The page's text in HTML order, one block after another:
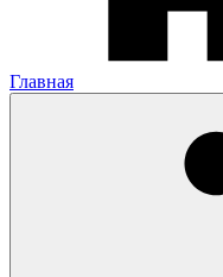
Главная